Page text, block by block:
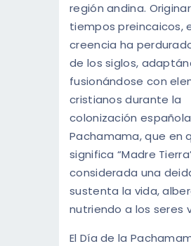
región andina.
tiempos preincaicos,
creencia ha
de los siglos,
fusionándose con
cristianos durante la
colonización
Pachamama, que en
significa “Madre
considerada una
sustenta la vida,
nutriendo a los seres
El Día de la